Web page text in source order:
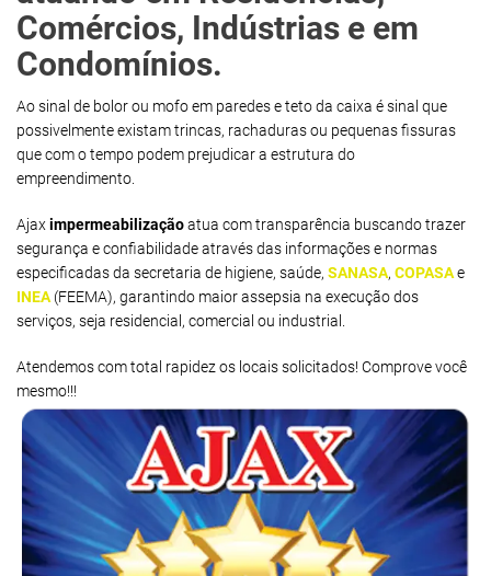
Comércios, Indústrias e em
Condomínios.
Ao sinal de bolor ou mofo em paredes e teto da caixa é sinal que
possivelmente existam trincas, rachaduras ou pequenas fissuras
que com o tempo podem prejudicar a estrutura do
empreendimento.
Ajaximpermeabilizaçãoatua com transparência buscando trazer
segurança e confiabilidade através das informações e normas
especificadas da secretaria de higiene, saúde, SANASA, COPASAe
INEA (FEEMA), garantindo maior assepsia na execução dos
serviços, seja residencial, comercial ou industrial.
Atendemos com total rapidez os locais solicitados! Comprove você
mesmo!!!